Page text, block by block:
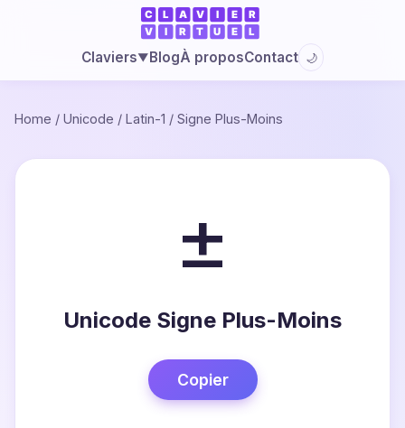
Claviers▼BlogÀ proposContact 🌙
Home / Unicode / Latin-1 / Signe Plus-Moins
±
Unicode Signe Plus-Moins
Copier